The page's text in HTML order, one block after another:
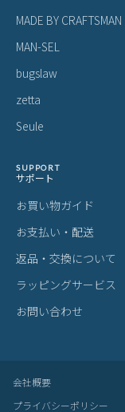
MADE BY CRAFTSMAN
MAN-SEL
bugslaw
zetta
Seule
SUPPORT
サポート
お買い物ガイド
お支払い・配送
返品・交換について
ラッピングサービス
お問い合わせ
会社概要
プライバシーポリシー